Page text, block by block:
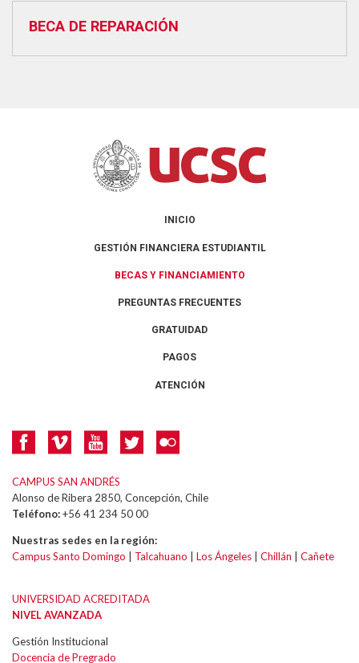
BECA DE REPARACIÓN
INICIO
GESTIÓN FINANCIERA ESTUDIANTIL
BECAS Y FINANCIAMIENTO
PREGUNTAS FRECUENTES
GRATUIDAD
PAGOS
ATENCIÓN
CAMPUS SAN ANDRÉS
Alonso de Ribera 2850, Concepción, Chile
Teléfono:+56 41 234 50 00
Nuestras sedes en la región:
Campus Santo Domingo
Talcahuano Los Ángeles Chillán Cañete
UNIVERSIDAD ACREDITADA
NIVEL AVANZADA
Gestión Institucional
Docencia de Pregrado